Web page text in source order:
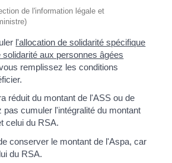
de l'information légale et
l'allocation de solidarité spécifique
solidarité aux personnes âgées
remplissez les conditions
réduit du montant de l'ASS ou de
pas cumuler l'intégralité du montant
celui du RSA.
conserver le montant de l'Aspa, car
du RSA.